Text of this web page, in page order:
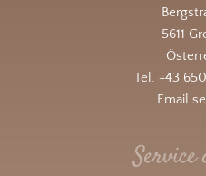
5611
Tel. +43
Email